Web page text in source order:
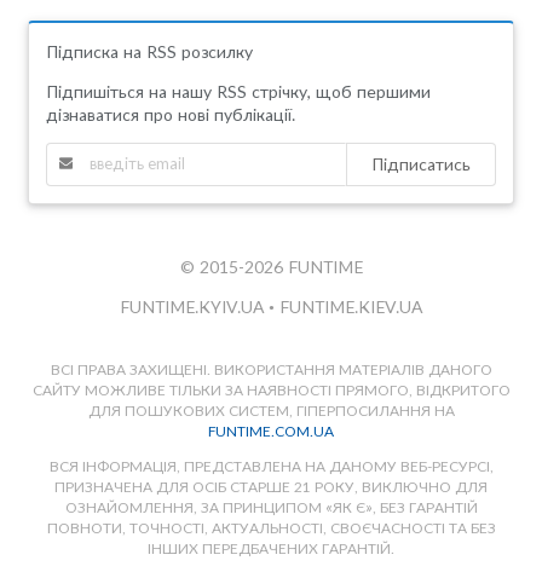
Підписка на RSS розсилку
Підпишіться на нашу RSS стрічку, щоб першими
дізнаватися про нові публікації.
Підписатись
© 2015-2026 FUNTIME
FUNTIME.KYIV.UA • FUNTIME.KIEV.UA
ВСІ ПРАВА ЗАХИЩЕНІ. ВИКОРИСТАННЯ МАТЕРІАЛІВ ДАНОГО
САЙТУ МОЖЛИВЕ ТІЛЬКИ ЗА НАЯВНОСТІ ПРЯМОГО, ВІДКРИТОГО
ДЛЯ ПОШУКОВИХ СИСТЕМ, ГІПЕРПОСИЛАННЯ НА
FUNTIME.COM.UA
ВСЯ ІНФОРМАЦІЯ, ПРЕДСТАВЛЕНА НА ДАНОМУ ВЕБ-РЕСУРСІ,
ПРИЗНАЧЕНА ДЛЯ ОСІБ СТАРШЕ 21 РОКУ, ВИКЛЮЧНО ДЛЯ
ОЗНАЙОМЛЕННЯ, ЗА ПРИНЦИПОМ «ЯК Є», БЕЗ ГАРАНТІЙ
ПОВНОТИ, ТОЧНОСТІ, АКТУАЛЬНОСТІ, СВОЄЧАСНОСТІ ТА БЕЗ
ІНШИХ ПЕРЕДБАЧЕНИХ ГАРАНТІЙ.